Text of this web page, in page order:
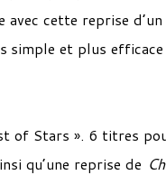
avec cette reprise
simple et plus efficace
of Stars ». 6 titres
qu’une reprise de